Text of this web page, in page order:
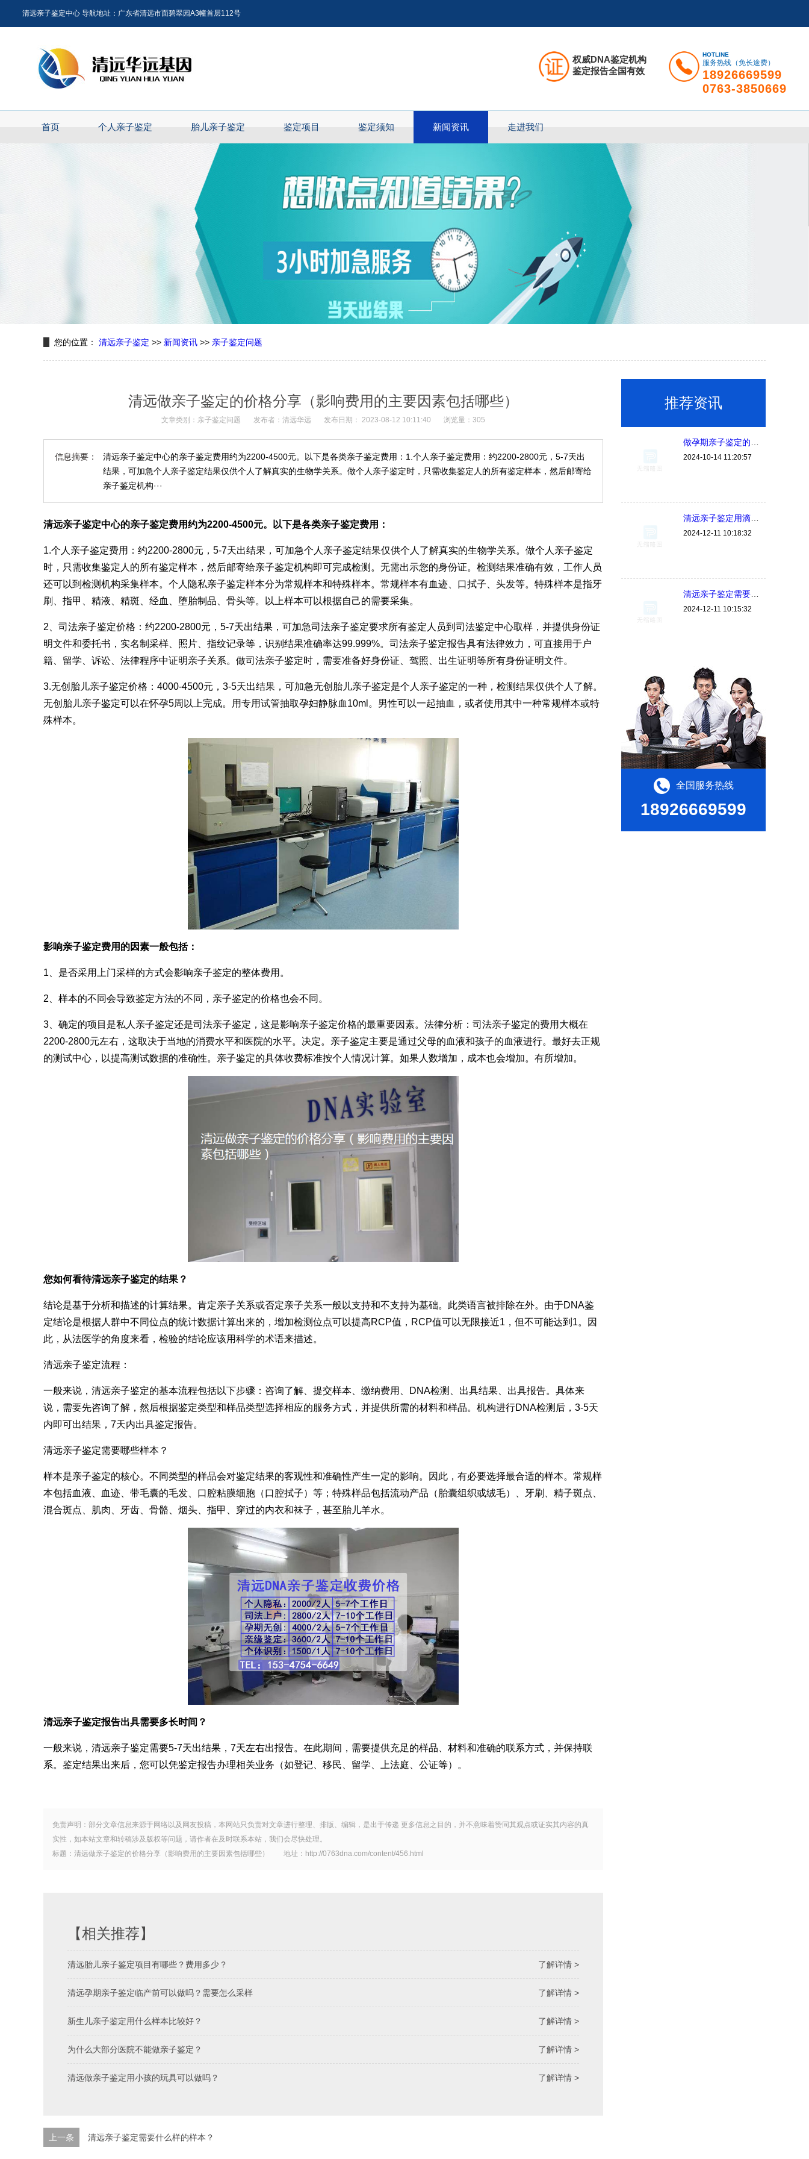
清远亲子鉴定中心 导航地址：广东省清远市面碧翠园A3幢首层112号
权威DNA鉴定机构
鉴定报告全国有效
HOTLINE
服务热线（免长途费）
18926669599
0763-3850669
首页 个人亲子鉴定 胎儿亲子鉴定 鉴定项目 鉴定须知 新闻资讯 走进我们
您的位置： 清远亲子鉴定 >> 新闻资讯 >> 亲子鉴定问题
清远做亲子鉴定的价格分享（影响费用的主要因素包括哪些）
文章类别：亲子鉴定问题 发布者：清远华远 发布日期： 2023-08-12 10:11:40 浏览量：305
信息摘要：
清远亲子鉴定中心的亲子鉴定费用约为2200-4500元。以下是各类亲子鉴定费用：1.个人亲子鉴定费用：约2200-2800元，5-7天出
结果，可加急个人亲子鉴定结果仅供个人了解真实的生物学关系。做个人亲子鉴定时，只需收集鉴定人的所有鉴定样本，然后邮寄给
亲子鉴定机构···
清远亲子鉴定中心的亲子鉴定费用约为2200-4500元。以下是各类亲子鉴定费用：
1.个人亲子鉴定费用：约2200-2800元，5-7天出结果，可加急个人亲子鉴定结果仅供个人了解真实的生物学关系。做个人亲子鉴定
时，只需收集鉴定人的所有鉴定样本，然后邮寄给亲子鉴定机构即可完成检测。无需出示您的身份证。检测结果准确有效，工作人员
还可以到检测机构采集样本。个人隐私亲子鉴定样本分为常规样本和特殊样本。常规样本有血迹、口拭子、头发等。特殊样本是指牙
刷、指甲、精液、精斑、经血、堕胎制品、骨头等。以上样本可以根据自己的需要采集。
2、司法亲子鉴定价格：约2200-2800元，5-7天出结果，可加急司法亲子鉴定要求所有鉴定人员到司法鉴定中心取样，并提供身份证
明文件和委托书，实名制采样、照片、指纹记录等，识别结果准确率达99.999%。司法亲子鉴定报告具有法律效力，可直接用于户
籍、留学、诉讼、法律程序中证明亲子关系。做司法亲子鉴定时，需要准备好身份证、驾照、出生证明等所有身份证明文件。
3.无创胎儿亲子鉴定价格：4000-4500元，3-5天出结果，可加急无创胎儿亲子鉴定是个人亲子鉴定的一种，检测结果仅供个人了解。
无创胎儿亲子鉴定可以在怀孕5周以上完成。用专用试管抽取孕妇静脉血10ml。男性可以一起抽血，或者使用其中一种常规样本或特
殊样本。
影响亲子鉴定费用的因素一般包括：
1、是否采用上门采样的方式会影响亲子鉴定的整体费用。
2、样本的不同会导致鉴定方法的不同，亲子鉴定的价格也会不同。
3、确定的项目是私人亲子鉴定还是司法亲子鉴定，这是影响亲子鉴定价格的最重要因素。法律分析：司法亲子鉴定的费用大概在
2200-2800元左右，这取决于当地的消费水平和医院的水平。决定。亲子鉴定主要是通过父母的血液和孩子的血液进行。最好去正规
的测试中心，以提高测试数据的准确性。亲子鉴定的具体收费标准按个人情况计算。如果人数增加，成本也会增加。有所增加。
您如何看待清远亲子鉴定的结果？
结论是基于分析和描述的计算结果。肯定亲子关系或否定亲子关系一般以支持和不支持为基础。此类语言被排除在外。由于DNA鉴
定结论是根据人群中不同位点的统计数据计算出来的，增加检测位点可以提高RCP值，RCP值可以无限接近1，但不可能达到1。因
此，从法医学的角度来看，检验的结论应该用科学的术语来描述。
清远亲子鉴定流程：
一般来说，清远亲子鉴定的基本流程包括以下步骤：咨询了解、提交样本、缴纳费用、DNA检测、出具结果、出具报告。具体来
说，需要先咨询了解，然后根据鉴定类型和样品类型选择相应的服务方式，并提供所需的材料和样品。机构进行DNA检测后，3-5天
内即可出结果，7天内出具鉴定报告。
清远亲子鉴定需要哪些样本？
样本是亲子鉴定的核心。不同类型的样品会对鉴定结果的客观性和准确性产生一定的影响。因此，有必要选择最合适的样本。常规样
本包括血液、血迹、带毛囊的毛发、口腔粘膜细胞（口腔拭子）等；特殊样品包括流动产品（胎囊组织或绒毛）、牙刷、精子斑点、
混合斑点、肌肉、牙齿、骨骼、烟头、指甲、穿过的内衣和袜子，甚至胎儿羊水。
清远亲子鉴定报告出具需要多长时间？
一般来说，清远亲子鉴定需要5-7天出结果，7天左右出报告。在此期间，需要提供充足的样品、材料和准确的联系方式，并保持联
系。鉴定结果出来后，您可以凭鉴定报告办理相关业务（如登记、移民、留学、上法庭、公证等）。
免责声明：部分文章信息来源于网络以及网友投稿，本网站只负责对文章进行整理、排版、编辑，是出于传递 更多信息之目的，并不意味着赞同其观点或证实其内容的真
实性，如本站文章和转稿涉及版权等问题，请作者在及时联系本站，我们会尽快处理。
标题：清远做亲子鉴定的价格分享（影响费用的主要因素包括哪些） 地址：http://0763dna.com/content/456.html
【相关推荐】
了解详情 >
清远胎儿亲子鉴定项目有哪些？费用多少？
了解详情 >
清远孕期亲子鉴定临产前可以做吗？​需要怎么采样
了解详情 >
新生儿亲子鉴定用什么样本比较好？
了解详情 >
为什么大部分医院不能做亲子鉴定？
了解详情 >
清远做亲子鉴定用小孩的玩具可以做吗？
上一条 清远亲子鉴定需要什么样的样本？
推荐资讯
2024-10-14 11:20:57
清远亲子鉴定用滴在棉签上的血痕可以吗，可以放多久？
2024-12-11 10:18:32
清远亲子鉴定需要用什么样本，怎么做准确率比较高？
2024-12-11 10:15:32
全国服务热线
18926669599